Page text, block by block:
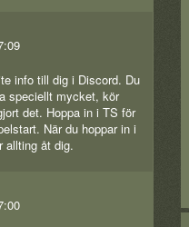
info till dig i Discord. Du
speciellt mycket, kör
det. Hoppa in i TS för
När du hoppar in i
allting åt dig.